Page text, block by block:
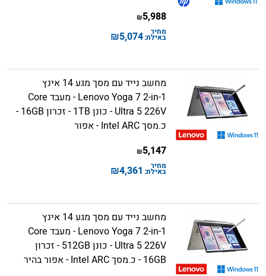
5,988
₪
מחיר
באילת:5,074
₪
מחשב נייד עם מסך מגע 14 אינץ
Lenovo Yoga 7 2-in-1 - מעבד Core
Ultra 5 226V - כונן 1TB - זכרון 16GB -
כ.מסך Intel ARC - אפור
5,147
₪
מחיר
באילת: 4,361
₪
מחשב נייד עם מסך מגע 14 אינץ
Lenovo Yoga 7 2-in-1 - מעבד Core
Ultra 5 226V - כונן 512GB - זכרון
16GB - כ.מסך Intel ARC - אפור בהיר